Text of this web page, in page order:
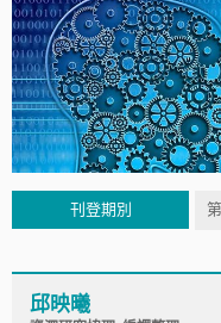
刊登期別
邱映曦